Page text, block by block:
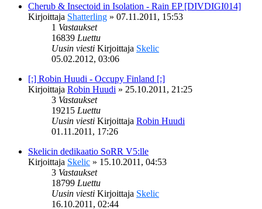
Cherub & Insectoid in Isolation - Rain EP [DIVDIGI014]
Kirjoittaja Shatterling » 07.11.2011, 15:53
1 Vastaukset
16839 Luettu
Uusin viesti Kirjoittaja Skelic
05.02.2012, 03:06
[:] Robin Huudi - Occupy Finland [:]
Kirjoittaja Robin Huudi » 25.10.2011, 21:25
3 Vastaukset
19215 Luettu
Uusin viesti Kirjoittaja Robin Huudi
01.11.2011, 17:26
Skelicin dedikaatio SoRR V5:lle
Kirjoittaja Skelic » 15.10.2011, 04:53
3 Vastaukset
18799 Luettu
Uusin viesti Kirjoittaja Skelic
16.10.2011, 02:44